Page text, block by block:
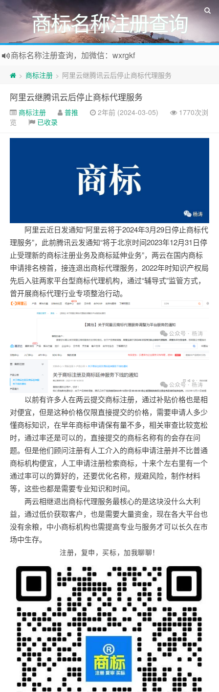
商标名称注册查询
商标名称注册查询，加微信：wxrgkf
商标注册和购买，加微信：wxrgkf
> 商标注册 > 阿里云继腾讯云后停止商标代理服务
阿里云继腾讯云后停止商标代理服务
商标注册 普推 2年前 (2024-03-05)
1770次浏
览
已收录
阿里云近日发通知“阿里云将于2024年3月29日停止商标代
理服务”，此前腾讯云发通知“将于北京时间2023年12月31日停
止受理新的商标注册业务及商标延伸业务”，两云在国内商标
申请排名榜首，接连退出商标代理服务，2022年时知识产权局
先后入驻两家平台型商标代理机构，通过“辅导式”监管方式，
曾开展商标代理行业专项整治行动。
以前有许多人在两云提交商标注册，通过补贴价格也是相
对便宜，但是这种价格仅限直接提交的价格，需要申请人多少
懂商标知识，在早年商标申请保有量不多，相关审查比较宽松
时，通过率还是可以的，直接提交的商标名称有的会存在问
题。但是他们顾问注册有人工介入的商标申请注册并不比普通
商标机构便宜，人工申请注册检索商标，十来个左右里有一个
通过率可以的算好的，还要优化名称，规避风险，制作材料
等，这些也都是需要专业知识和时间。
两云相继退出商标代理服务最核心的是这块没什么大利
益，通过低价获取客户，也是需要大量资金，现在各大平台也
没有余粮，中小商标机构也需提高专业与服务才可以长久在市
场中生存。
注册，复申，买标，加我聊聊！